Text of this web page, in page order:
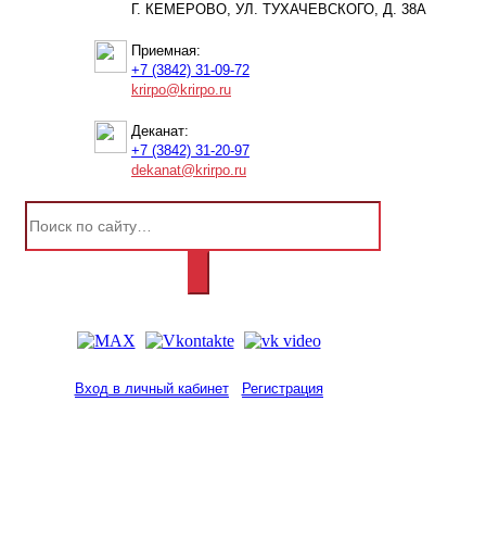
Г. КЕМЕРОВО, УЛ. ТУХАЧЕВСКОГО, Д. 38А
Приемная:
+7 (3842) 31-09-72
krirpo@krirpo.ru
Деканат:
+7 (3842) 31-20-97
dekanat@krirpo.ru
Вход в личный кабинет Регистрация